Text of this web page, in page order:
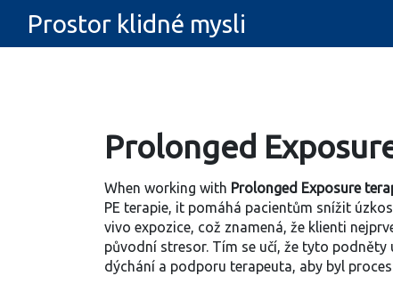
Prostor klidné mysli
Prolonged
When working with Prolonged Exposure
PE terapie, it pomáhá pacientům snížit
vivo expozice, což znamená, že klienti
původní stresor. Tím se učí, že tyto podněty
dýchání a podporu terapeuta, aby byl